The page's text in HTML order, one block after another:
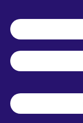
Name *
E-
Mail-